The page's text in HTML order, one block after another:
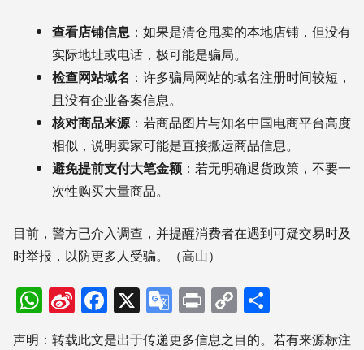
查看店铺信息 ：如果是清仓甩卖的本地店铺，但没有
实际地址或电话，极可能是骗局。
检查网站域名 ：许多骗局网站的域名注册时间较短，
且没有企业备案信息。
核对商品来源：若商品图片与知名中国电商平台高度
相似，说明卖家可能是直接搬运商品信息。
避免提前支付大笔金额 ：若无明确退货政策，不要一
次性购买大量商品。
目前，警方已介入调查，并提醒消费者在遇到可疑交易时及
时举报，以防更多人受骗。（高山）
WhatsApp
Sina
Weibo
Facebook
X Google
Translate
PrintCopy
Link享
声明：转载此文是出于传递更多信息之目的。若有来源标注